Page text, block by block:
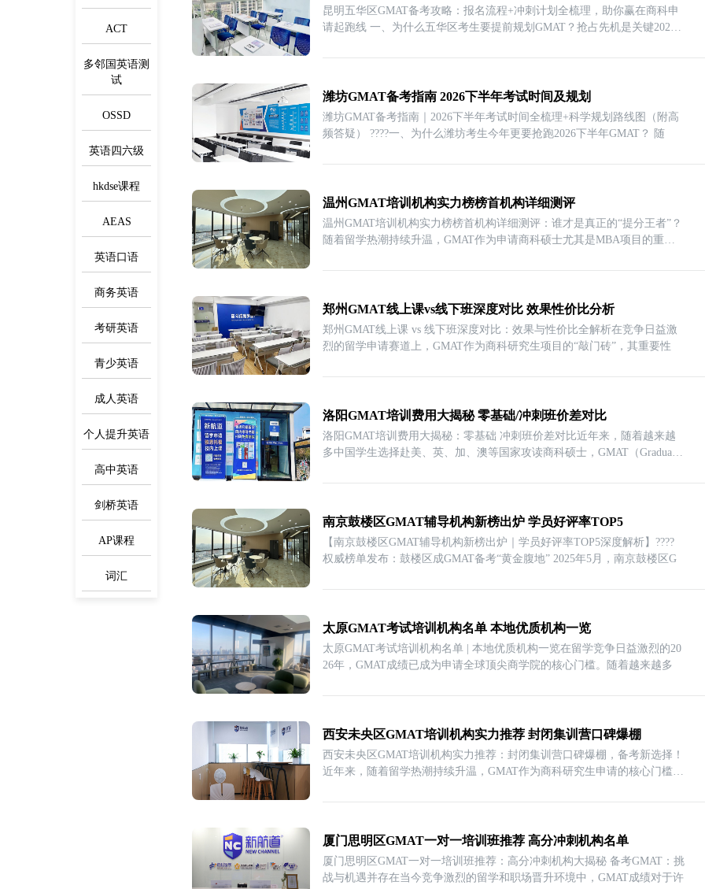
ACT
多邻国英语测
试
OSSD
英语四六级
hkdse课程
AEAS
英语口语
商务英语
考研英语
青少英语
成人英语
个人提升英语
高中英语
剑桥英语
AP课程
词汇
昆明五华区GMAT备考攻略：报名流程+冲刺计划全梳理，助你赢在商科申
请起跑线 一、为什么五华区考生要提前规划GMAT？抢占先机是关键2026
潍坊GMAT备考指南 2026下半年考试时间及规划
潍坊GMAT备考指南｜2026下半年考试时间全梳理+科学规划路线图（附高
频答疑） ????一、为什么潍坊考生今年更要抢跑2026下半年GMAT？ 随
温州GMAT培训机构实力榜榜首机构详细测评
温州GMAT培训机构实力榜榜首机构详细测评：谁才是真正的“提分王者”？
随着留学热潮持续升温，GMAT作为申请商科硕士尤其是MBA项目的重要
郑州GMAT线上课vs线下班深度对比 效果性价比分析
郑州GMAT线上课 vs 线下班深度对比：效果与性价比全解析在竞争日益激
烈的留学申请赛道上，GMAT作为商科研究生项目的“敲门砖”，其重要性
洛阳GMAT培训费用大揭秘 零基础/冲刺班价差对比
洛阳GMAT培训费用大揭秘：零基础 冲刺班价差对比近年来，随着越来越
多中国学生选择赴美、英、加、澳等国家攻读商科硕士，GMAT（Graduate
南京鼓楼区GMAT辅导机构新榜出炉 学员好评率TOP5
【南京鼓楼区GMAT辅导机构新榜出炉｜学员好评率TOP5深度解析】????
权威榜单发布：鼓楼区成GMAT备考“黄金腹地” 2025年5月，南京鼓楼区G
太原GMAT考试培训机构名单 本地优质机构一览
太原GMAT考试培训机构名单 | 本地优质机构一览在留学竞争日益激烈的20
26年，GMAT成绩已成为申请全球顶尖商学院的核心门槛。随着越来越多
西安未央区GMAT培训机构实力推荐 封闭集训营口碑爆棚
西安未央区GMAT培训机构实力推荐：封闭集训营口碑爆棚，备考新选择！
近年来，随着留学热潮持续升温，GMAT作为商科研究生申请的核心门槛，
厦门思明区GMAT一对一培训班推荐 高分冲刺机构名单
厦门思明区GMAT一对一培训班推荐：高分冲刺机构大揭秘 备考GMAT：挑
战与机遇并存在当今竞争激烈的留学和职场晋升环境中，GMAT成绩对于许